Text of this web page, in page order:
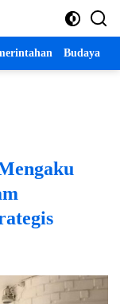
Budaya